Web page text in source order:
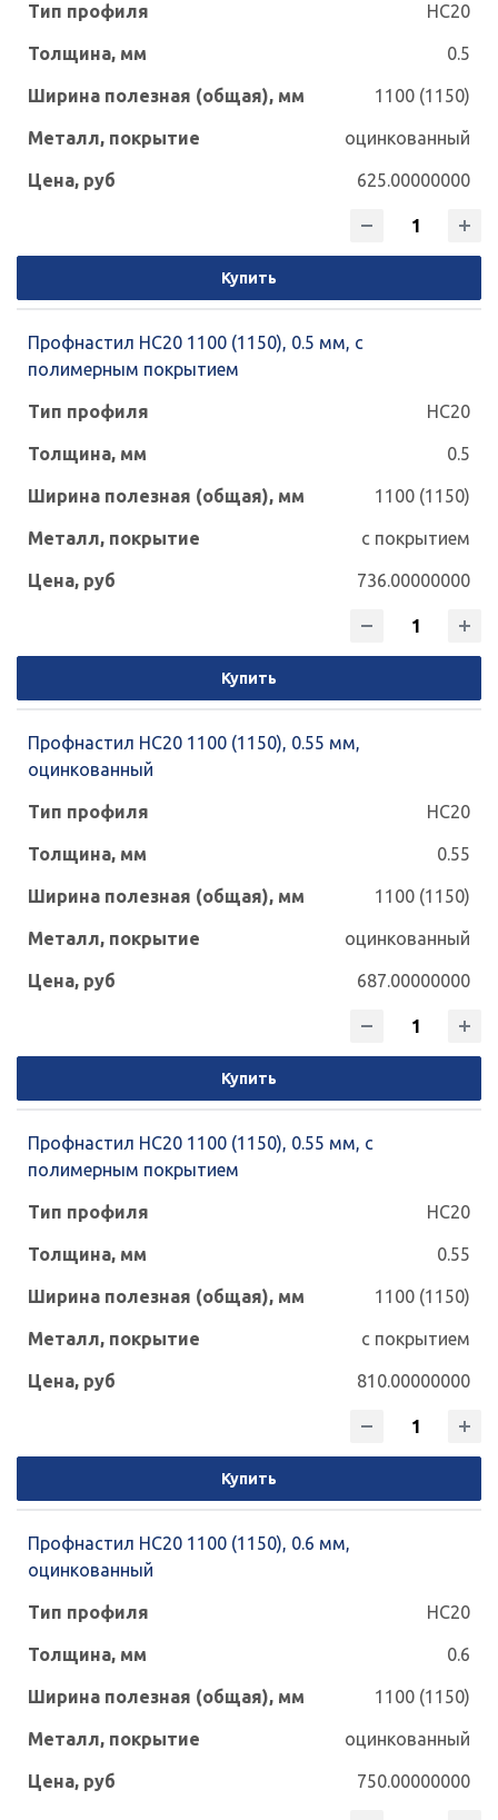
НС20
0.5
1100 (1150)
оцинкованный
625.00000000
Купить
Профнастил НС20 1100 (1150), 0.5 мм, с
полимерным покрытием
НС20
0.5
1100 (1150)
с покрытием
736.00000000
Купить
Профнастил НС20 1100 (1150), 0.55 мм,
оцинкованный
НС20
0.55
1100 (1150)
оцинкованный
687.00000000
Купить
Профнастил НС20 1100 (1150), 0.55 мм, с
полимерным покрытием
НС20
0.55
1100 (1150)
с покрытием
810.00000000
Купить
Профнастил НС20 1100 (1150), 0.6 мм,
оцинкованный
НС20
0.6
1100 (1150)
оцинкованный
750.00000000